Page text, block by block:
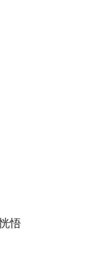
悟